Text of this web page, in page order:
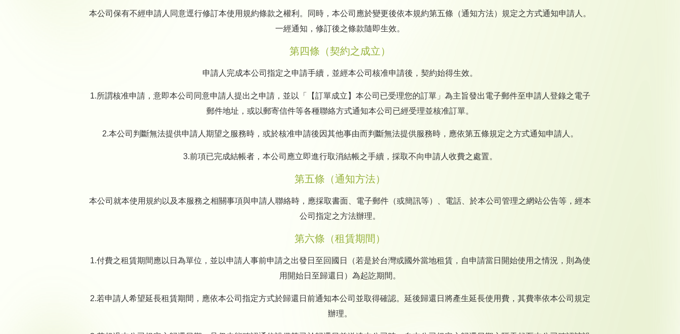
本公司保有不經申請人同意逕行修訂本使用規約條款之權利。同時，本公司應於變更後依本規約第五條（通知方法）規定之方式通知申請人。
一經通知，修訂後之條款隨即生效。
第四條（契約之成立）
申請人完成本公司指定之申請手續，並經本公司核准申請後，契約始得生效。
1.所謂核准申請，意即本公司同意申請人提出之申請，並以「【訂單成立】本公司已受理您的訂單」為主旨發出電子郵件至申請人登錄之電子
郵件地址，或以郵寄信件等各種聯絡方式通知本公司已經受理並核准訂單。
2.本公司判斷無法提供申請人期望之服務時，或於核准申請後因其他事由而判斷無法提供服務時，應依第五條規定之方式通知申請人。
3.前項已完成結帳者，本公司應立即進行取消結帳之手續，採取不向申請人收費之處置。
第五條（通知方法）
本公司就本使用規約以及本服務之相關事項與申請人聯絡時，應採取書面、電子郵件（或簡訊等）、電話、於本公司管理之網站公告等，經本
公司指定之方法辦理。
第六條（租賃期間）
1.付費之租賃期間應以日為單位，並以申請人事前申請之出發日至回國日（若是於台灣或國外當地租賃，自申請當日開始使用之情況，則為使
用開始日至歸還日）為起訖期間。
2.若申請人希望延長租賃期間，應依本公司指定方式於歸還日前通知本公司並取得確認。延後歸還日將產生延長使用費，其費率依本公司規定
辦理。